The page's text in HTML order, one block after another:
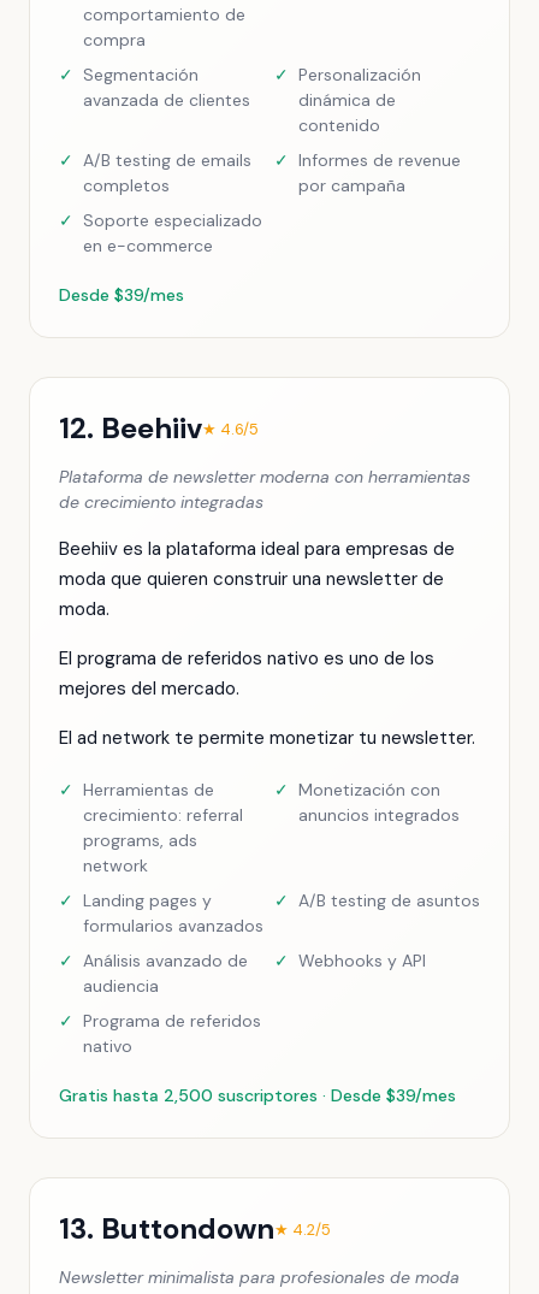
comportamiento de
compra
✓
Segmentación
avanzada de clientes
✓ Personalización
dinámica de
contenido
✓ A/B testing de emails
completos
✓ Informes de revenue
por campaña
✓
Soporte especializado
en e-commerce
Desde $39/mes
12. Beehiiv★ 4.6/5
Plataforma de newsletter moderna con herramientas
de crecimiento integradas
Beehiiv es la plataforma ideal para empresas de
moda que quieren construir una newsletter de
moda.
El programa de referidos nativo es uno de los
mejores del mercado.
El ad network te permite monetizar tu newsletter.
✓ Herramientas de
crecimiento: referral
programs, ads
network
✓ Monetización con
anuncios integrados
✓ Landing pages y
formularios avanzados
✓ A/B testing de asuntos
✓ Análisis avanzado de
audiencia
✓ Webhooks y API
✓ Programa de referidos
nativo
Gratis hasta 2,500 suscriptores · Desde $39/mes
13. Buttondown★ 4.2/5
Newsletter minimalista para profesionales de moda